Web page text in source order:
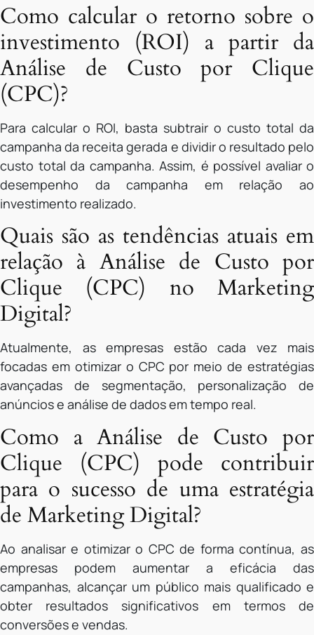
Como calcular o retorno sobre o
investimento (ROI) a partir da
Análise de Custo por Clique
(CPC)?
Para calcular o ROI, basta subtrair o custo total da
campanha da receita gerada e dividir o resultado pelo
custo total da campanha. Assim, é possível avaliar o
desempenho da campanha em relação ao
investimento realizado.
Quais são as tendências atuais em
relação à Análise de Custo por
Clique (CPC) no Marketing
Digital?
Atualmente, as empresas estão cada vez mais
focadas em otimizar o CPC por meio de estratégias
avançadas de segmentação, personalização de
anúncios e análise de dados em tempo real.
Como a Análise de Custo por
Clique (CPC) pode contribuir
para o sucesso de uma estratégia
de Marketing Digital?
Ao analisar e otimizar o CPC de forma contínua, as
empresas podem aumentar a eficácia das
campanhas, alcançar um público mais qualificado e
obter resultados significativos em termos de
conversões e vendas.